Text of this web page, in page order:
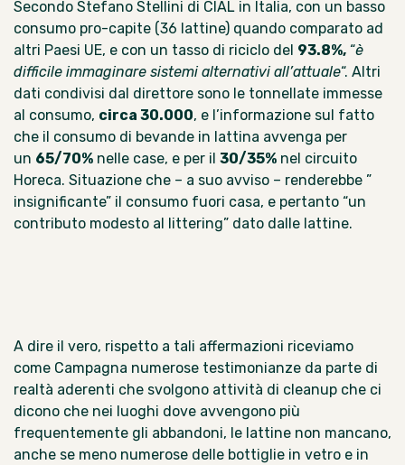
Secondo Stefano Stellini di CIAL in Italia, con un basso
consumo pro-capite (36 lattine) quando comparato ad
altri Paesi UE, e con un tasso di riciclo del 93.8%, “è
difficile immaginare sistemi alternativi all’attuale“. Altri
dati condivisi dal direttore sono le tonnellate immesse
al consumo, circa 30.000, e l’informazione sul fatto
che il consumo di bevande in lattina avvenga per
un 65/70% nelle case, e per il 30/35% nel circuito
Horeca. Situazione che – a suo avviso – renderebbe ”
insignificante” il consumo fuori casa, e pertanto “un
contributo modesto al littering” dato dalle lattine.
A dire il vero, rispetto a tali affermazioni riceviamo
come Campagna numerose testimonianze da parte di
realtà aderenti che svolgono attività di cleanup che ci
dicono che nei luoghi dove avvengono più
frequentemente gli abbandoni, le lattine non mancano,
anche se meno numerose delle bottiglie in vetro e in